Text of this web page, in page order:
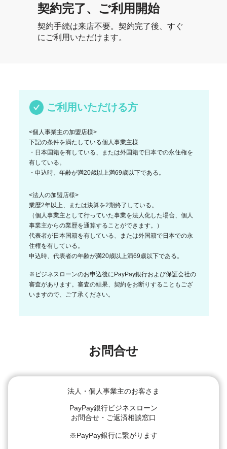
契約完了、ご利用開始
契約手続は来店不要。契約完了後、すぐ
にご利用いただけます。
ご利用いただける方
<個人事業主の加盟店様>
下記の条件を満たしている個人事業主様
・日本国籍を有している、または外国籍で日本での永住権を
有している。
・申込時、年齢が満20歳以上満69歳以下である。
<法人の加盟店様>
業歴2年以上、または決算を2期終了している。
（個人事業主として行っていた事業を法人化した場合、個人
事業主からの業歴を通算することができます。）
代表者が日本国籍を有している、または外国籍で日本での永
住権を有している。
申込時、代表者の年齢が満20歳以上満69歳以下である。
※ビジネスローンのお申込後にPayPay銀行および保証会社の
審査があります。審査の結果、契約をお断りすることもござ
いますので、ご了承ください。
お問合せ
法人・個人事業主のお客さま
PayPay銀行ビジネスローン
お問合せ・ご返済相談窓口
※PayPay銀行に繋がります